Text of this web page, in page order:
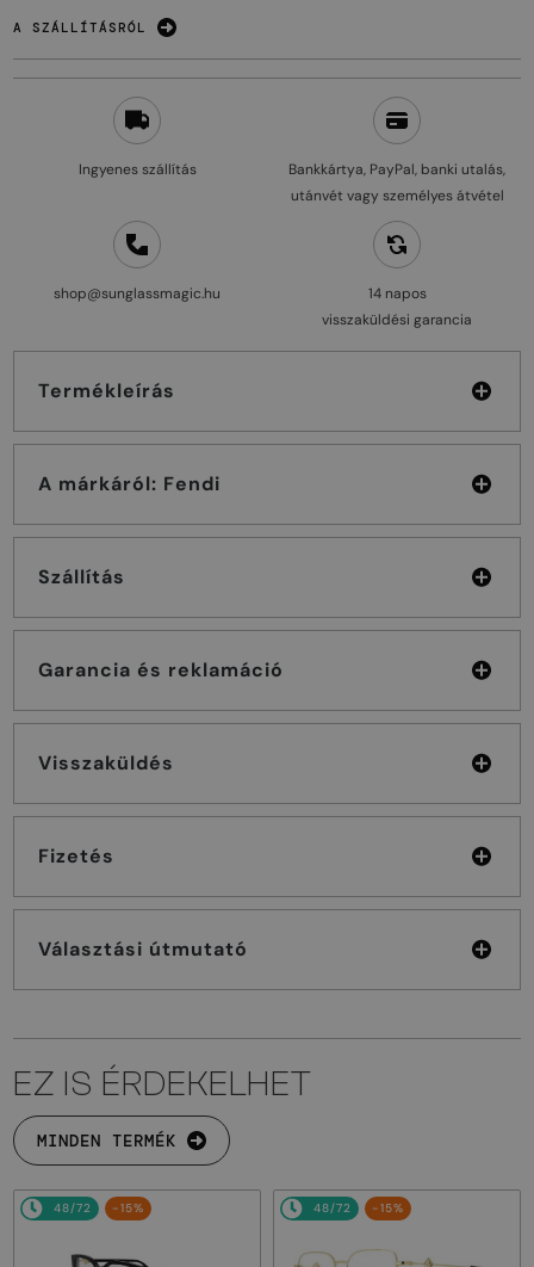
Ingyenes szállítás
Bankkártya, PayPal, banki utalás,
utánvét vagy személyes átvétel
shop@sunglassmagic.hu
14 napos
visszaküldési garancia
Termékleírás
A márkáról: Fendi
Szállítás
Garancia és reklamáció
Visszaküldés
Fizetés
Választási útmutató
A SZÁLLÍTÁSRÓL
EZ IS ÉRDEKELHET
MINDEN TERMÉK
48/72 -15% 48/72 -15%